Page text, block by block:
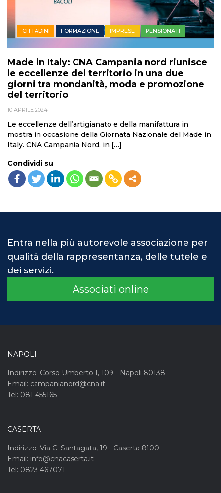
CITTADINI FORMAZIONE IMPRESE PENSIONATI
Made in Italy: CNA Campania nord riunisce
le eccellenze del territorio in una due
giorni tra mondanità, moda e promozione
del territorio
10 APRILE 2024
Le eccellenze dell’artigianato e della manifattura in
mostra in occasione della Giornata Nazionale del Made in
Italy. CNA Campania Nord, in […]
Condividi su
Entra nella più autorevole associazione per
qualità della rappresentanza, delle tutele e
dei servizi.
Associati online
NAPOLI
Indirizzo: Corso Umberto I, 109 - Napoli 80138
Email: campanianord@cna.it
Tel: 081 455165
CASERTA
Indirizzo: Via C. Santagata, 19 - Caserta 8100
Email: info@cnacaserta.it
Tel: 0823 467071